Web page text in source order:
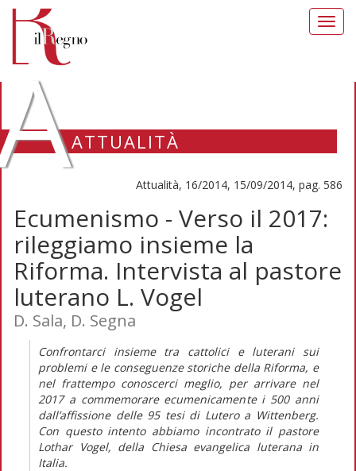
ATTUALITÀ
Attualità, 16/2014, 15/09/2014, pag. 586
Ecumenismo - Verso il 2017:
rileggiamo insieme la
Riforma. Intervista al pastore
luterano L. Vogel
D. Sala, D. Segna
Confrontarci insieme tra cattolici e luterani sui
problemi e le conseguenze storiche della Riforma, e
nel frattempo conoscerci meglio, per arrivare nel
2017 a commemorare ecumenicamente i 500 anni
dall’affissione delle 95 tesi di Lutero a Wittenberg.
Con questo intento abbiamo incontrato il pastore
Lothar Vogel, della Chiesa evangelica luterana in
Italia.